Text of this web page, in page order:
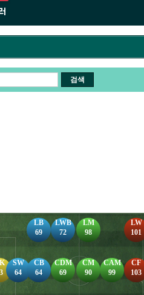
검색
SW
64
CB
64
LB
69
LWB
72
CDM
69
CM
90
LM
98
CAM
99
LW
101
CF
103